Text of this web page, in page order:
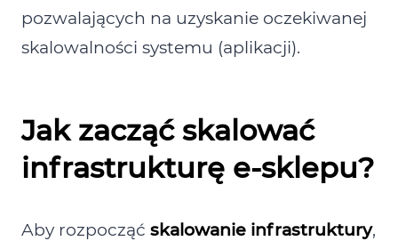
pozwalających na uzyskanie oczekiwanej
skalowalności systemu (aplikacji).
Jak zacząć skalować
infrastrukturę e‑sklepu?
Aby rozpocząć skalowanie infrastruktury,